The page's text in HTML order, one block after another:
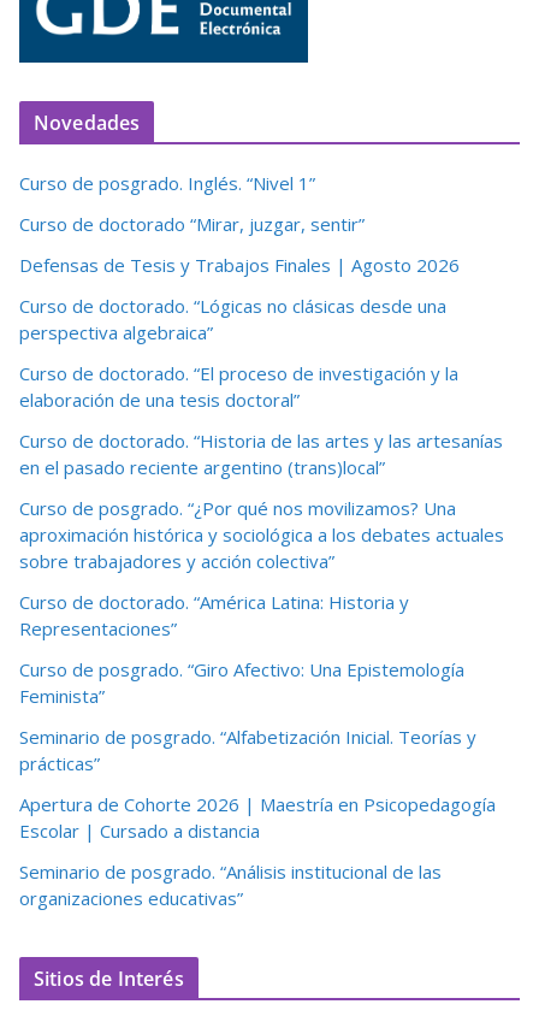
Novedades
Curso de posgrado. Inglés. “Nivel 1”
Curso de doctorado “Mirar, juzgar, sentir”
Defensas de Tesis y Trabajos Finales | Agosto 2026
Curso de doctorado. “Lógicas no clásicas desde una
perspectiva algebraica”
Curso de doctorado. “El proceso de investigación y la
elaboración de una tesis doctoral”
Curso de doctorado. “Historia de las artes y las artesanías
en el pasado reciente argentino (trans)local”
Curso de posgrado. “¿Por qué nos movilizamos? Una
aproximación histórica y sociológica a los debates actuales
sobre trabajadores y acción colectiva”
Curso de doctorado. “América Latina: Historia y
Representaciones”
Curso de posgrado. “Giro Afectivo: Una Epistemología
Feminista”
Seminario de posgrado. “Alfabetización Inicial. Teorías y
prácticas”
Apertura de Cohorte 2026 | Maestría en Psicopedagogía
Escolar | Cursado a distancia
Seminario de posgrado. “Análisis institucional de las
organizaciones educativas”
Sitios de Interés